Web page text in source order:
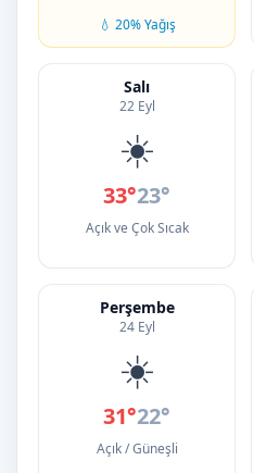
💧 20% Yağış
Salı
22 Eyl
☀️
33°23°
Açık ve Çok Sıcak
Perşembe
24 Eyl
☀️
31°22°
Açık / Güneşli